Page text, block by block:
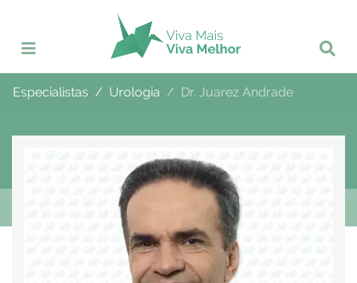
Especialistas Urologia Dr. Juarez Andrade